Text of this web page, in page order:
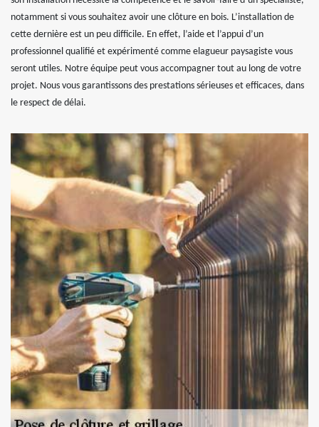
notamment si vous souhaitez avoir une clôture en bois. L’installation de
cette dernière est un peu difficile. En effet, l’aide et l’appui d’un
professionnel qualifié et expérimenté comme elagueur paysagiste vous
seront utiles. Notre équipe peut vous accompagner tout au long de votre
projet. Nous vous garantissons des prestations sérieuses et efficaces, dans
le respect de délai.